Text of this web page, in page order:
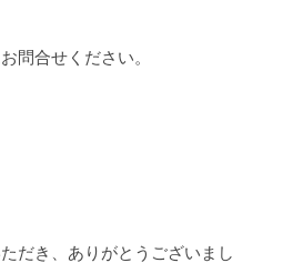
問合せください。
だき、ありがとうございまし